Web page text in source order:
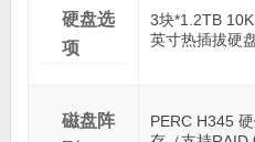
硬盘选
项
3块*1.2TB
英寸热插拔硬
磁盘阵
PERC H345